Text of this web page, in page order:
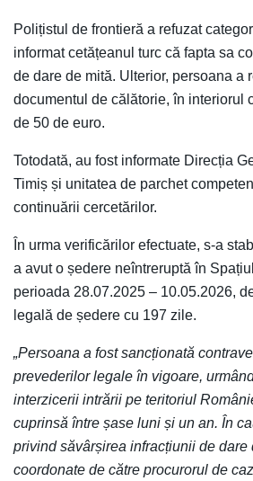
Polițistul de frontieră a refuzat
informat cetățeanul turc că fapta sa
de dare de mită. Ulterior, persoana a
documentul de călătorie, în interiorul
de 50 de euro.
Totodată, au fost informate Direcția
Timiș și unitatea de parchet
continuării cercetărilor.
În urma verificărilor efectuate, s-a
a avut o ședere neîntreruptă în
perioada 28.07.2025 – 10.05.2026,
legală de ședere cu 197 zile.
„Persoana a fost sancționată
prevederilor legale în vigoare,
interzicerii intrării pe teritoriul
cuprinsă între șase luni și un an. În
privind săvârșirea infracțiunii de dare
coordonate de către procurorul de